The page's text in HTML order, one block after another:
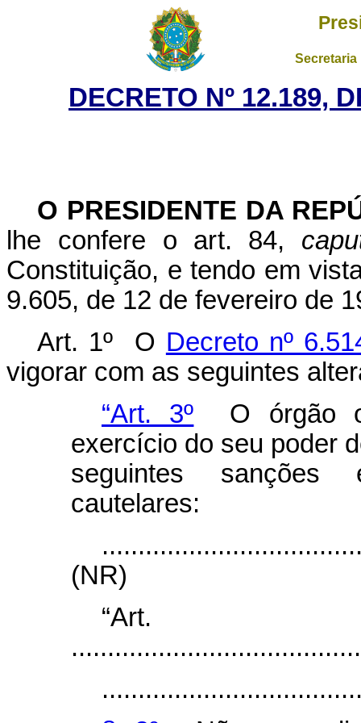
DECRETO Nº 12.189,
O PRESIDENTE DA
lhe confere o art. 84,
Constituição, e tendo em
9.605, de 12 de fevereiro de
Art. 1º O Decreto nº
vigorar com as seguintes
“Art. 3º O órgão
exercício do seu poder
seguintes sanções
cautelares:
(NR)